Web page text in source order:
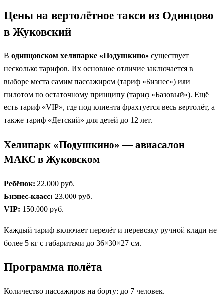
Цены на вертолётное такси из Одинцово
в Жуковский
В одинцовском хелипарке «Подушкино» существует
несколько тарифов. Их основное отличие заключается в
выборе места самим пассажиром (тариф «Бизнес») или
пилотом по остаточному принципу (тариф «Базовый»). Ещё
есть тариф «VIP», где под клиента фрахтуется весь вертолёт, а
также тариф «Детский» для детей до 12 лет.
Хелипарк «Подушкино» — авиасалон
МАКС в Жуковском
Ребёнок: 22.000 руб.
Бизнес-класс: 23.000 руб.
VIP: 150.000 руб.
Каждый тариф включает перелёт и перевозку ручной клади не
более 5 кг с габаритами до 36×30×27 см.
Программа полёта
Количество пассажиров на борту: до 7 человек.